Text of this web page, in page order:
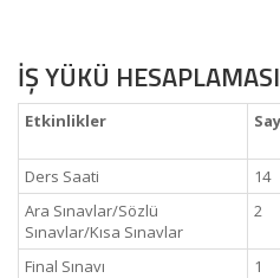
İŞ YÜKÜ HESAPLAMASI
Etkinlikler
Ders Saati
14
Ara Sınavlar/Sözlü
Sınavlar/Kısa Sınavlar
2
Final Sınavı 1